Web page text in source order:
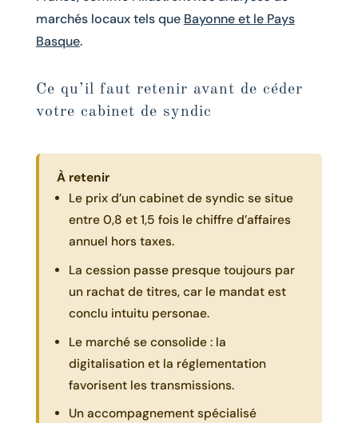
marchés locaux tels que Bayonne et le Pays
Basque.
Ce qu’il faut retenir avant de céder
votre cabinet de syndic
À retenir
Le prix d’un cabinet de syndic se situe
entre 0,8 et 1,5 fois le chiffre d’affaires
annuel hors taxes.
La cession passe presque toujours par
un rachat de titres, car le mandat est
conclu intuitu personae.
Le marché se consolide : la
digitalisation et la réglementation
favorisent les transmissions.
Un accompagnement spécialisé